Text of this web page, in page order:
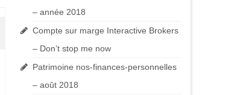
– année 2018
Compte sur marge Interactive Brokers
– Don’t stop me now
Patrimoine nos-finances-personnelles
– août 2018